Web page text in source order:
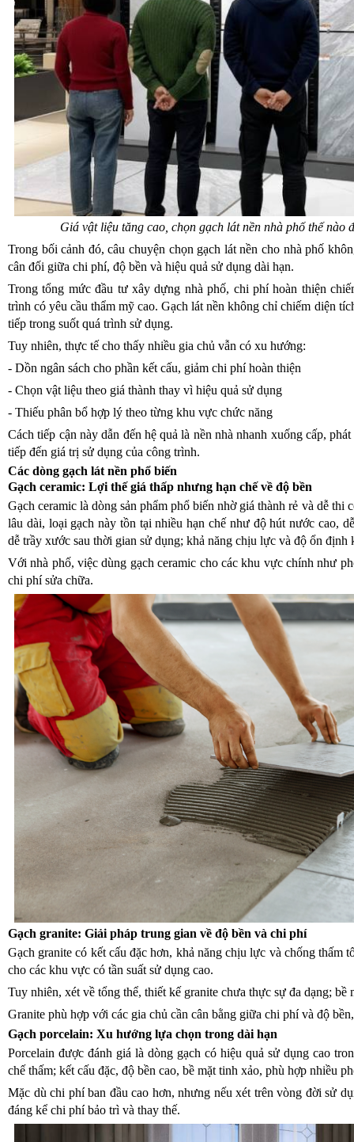
Giá vật liệu tăng cao, chọn gạch lát nền nhà phố thế nào
Trong bối cảnh đó, câu chuyện chọn gạch lát nền cho nhà phố
cân đối giữa chi phí, độ bền và hiệu quả sử dụng dài hạn.
Trong tổng mức đầu tư xây dựng nhà phố, chi phí hoàn thiện
trình có yêu cầu thẩm mỹ cao. Gạch lát nền không chỉ chiếm diện
tiếp trong suốt quá trình sử dụng.
Tuy nhiên, thực tế cho thấy nhiều gia chủ vẫn có xu hướng:
- Dồn ngân sách cho phần kết cấu, giảm chi phí hoàn thiện
- Chọn vật liệu theo giá thành thay vì hiệu quả sử dụng
- Thiếu phân bổ hợp lý theo từng khu vực chức năng
Cách tiếp cận này dẫn đến hệ quả là nền nhà nhanh xuống cấp,
tiếp đến giá trị sử dụng của công trình.
Các dòng gạch lát nền phổ biến
Gạch ceramic: Lợi thế giá thấp nhưng hạn chế về độ bền
Gạch ceramic là dòng sản phẩm phổ biến nhờ giá thành rẻ và dễ
lâu dài, loại gạch này tồn tại nhiều hạn chế như độ hút nước cao,
dễ trầy xước sau thời gian sử dụng; khả năng chịu lực và độ ổn định
Với nhà phố, việc dùng gạch ceramic cho các khu vực chính như
chi phí sửa chữa.
Gạch granite: Giải pháp trung gian về độ bền và chi phí
Gạch granite có kết cấu đặc hơn, khả năng chịu lực và chống thấm
cho các khu vực có tần suất sử dụng cao.
Tuy nhiên, xét về tổng thể, thiết kế granite chưa thực sự đa dạng; bề
Granite phù hợp với các gia chủ cần cân bằng giữa chi phí và độ
Gạch porcelain: Xu hướng lựa chọn trong dài hạn
Porcelain được đánh giá là dòng gạch có hiệu quả sử dụng cao
chế thấm; kết cấu đặc, độ bền cao, bề mặt tinh xảo, phù hợp nhiều
Mặc dù chi phí ban đầu cao hơn, nhưng nếu xét trên vòng đời sử
đáng kể chi phí bảo trì và thay thế.